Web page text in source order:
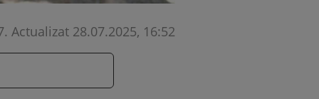
. Actualizat 28.07.2025, 16:52